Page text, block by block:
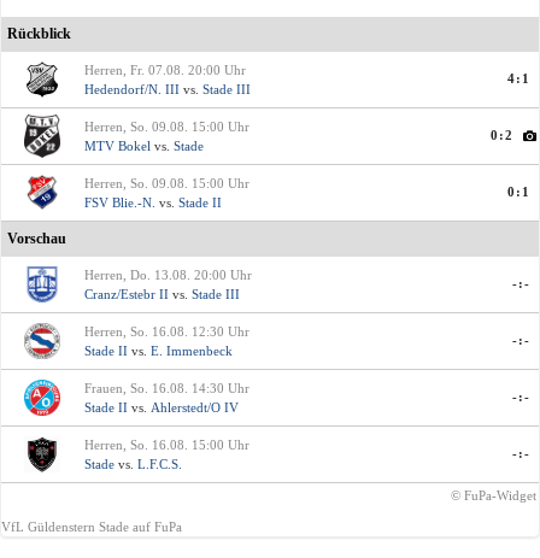
Rückblick
Herren, Fr. 07.08. 20:00 Uhr
Hedendorf/N. III vs. Stade III
4:1
Herren, So. 09.08. 15:00 Uhr
MTV Bokel vs. Stade
0:2
Herren, So. 09.08. 15:00 Uhr
FSV Blie.-N. vs. Stade II
0:1
Vorschau
Herren, Do. 13.08. 20:00 Uhr
Cranz/Estebr II vs. Stade III
-:-
Herren, So. 16.08. 12:30 Uhr
Stade II vs. E. Immenbeck
-:-
Frauen, So. 16.08. 14:30 Uhr
Stade II vs. Ahlerstedt/O IV
-:-
Herren, So. 16.08. 15:00 Uhr
Stade vs. L.F.C.S.
-:-
© FuPa-Widget
VfL Güldenstern Stade auf FuPa